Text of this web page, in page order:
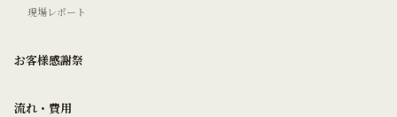
現場レポート
お客様感謝祭
流れ・費用